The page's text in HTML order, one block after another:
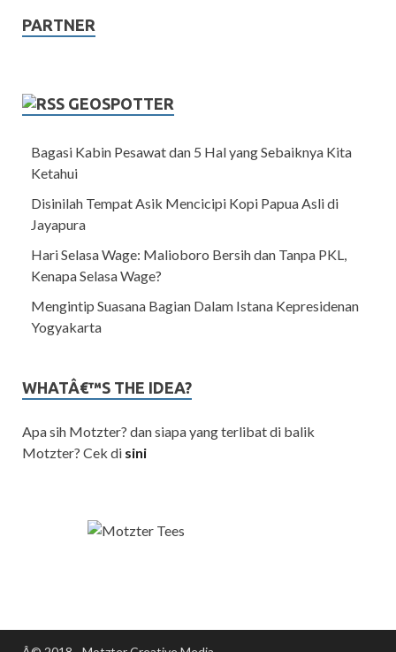
PARTNER
GEOSPOTTER
Bagasi Kabin Pesawat dan 5 Hal yang Sebaiknya Kita
Ketahui
Disinilah Tempat Asik Mencicipi Kopi Papua Asli di
Jayapura
Hari Selasa Wage: Malioboro Bersih dan Tanpa PKL,
Kenapa Selasa Wage?
Mengintip Suasana Bagian Dalam Istana Kepresidenan
Yogyakarta
WHATÂ€™S THE IDEA?
Apa sih Motzter? dan siapa yang terlibat di balik
Motzter? Cek di sini